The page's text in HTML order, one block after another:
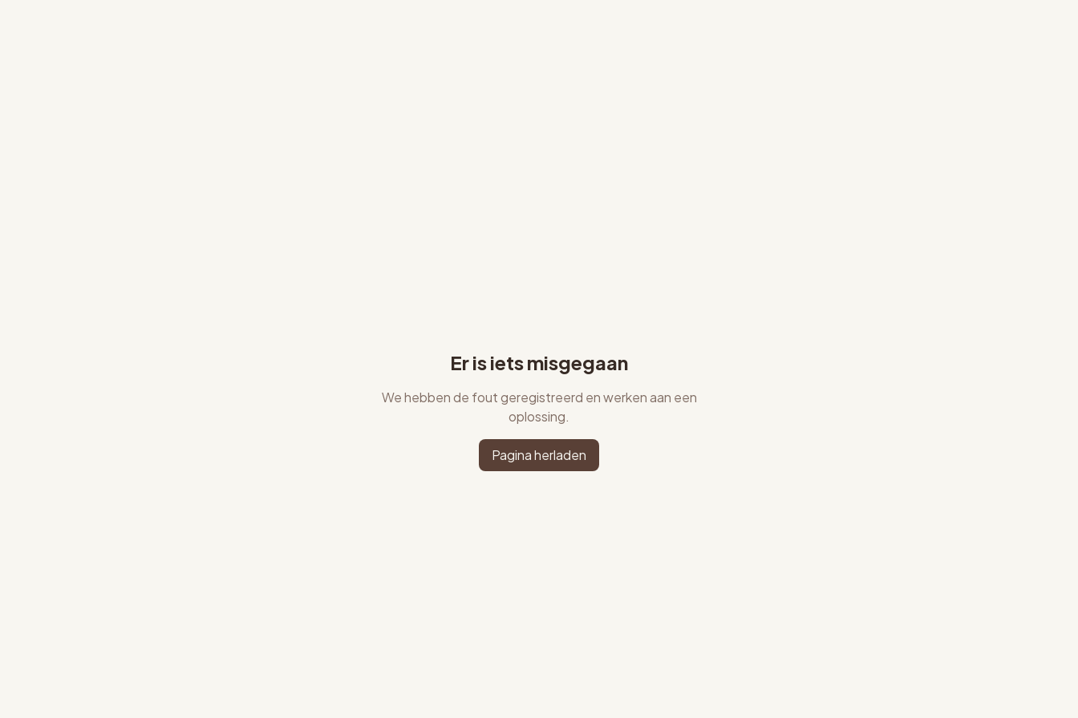
Er is iets misgegaan
We hebben de fout geregistreerd en werken aan een
oplossing.
Pagina herladen